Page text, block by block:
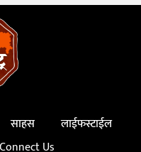
साहस
लाईफस्टाईल
Connect Us